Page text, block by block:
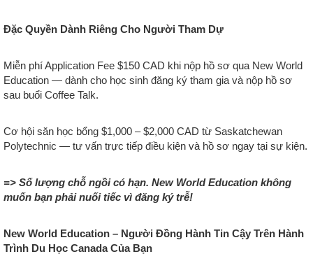
Đặc Quyền Dành Riêng Cho Người Tham Dự
Miễn phí Application Fee $150 CAD khi nộp hồ sơ qua New World
Education — dành cho học sinh đăng ký tham gia và nộp hồ sơ
sau buổi Coffee Talk.
Cơ hội săn học bổng $1,000 – $2,000 CAD từ Saskatchewan
Polytechnic — tư vấn trực tiếp điều kiện và hồ sơ ngay tại sự kiện.
=> Số lượng chỗ ngồi có hạn. New World Education không
muốn bạn phải nuối tiếc vì đăng ký trễ!
New World Education – Người Đồng Hành Tin Cậy Trên Hành
Trình Du Học Canada Của Bạn